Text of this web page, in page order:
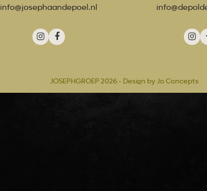
info@josephaandepoel.nl
Instagram
Facebook
JOSEPHGROEP 2026 - Design by Jo Concepts